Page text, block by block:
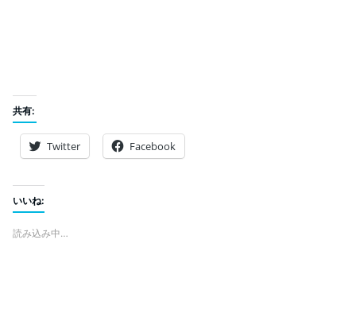
共有:
Twitter Facebook
いいね:
読み込み中…